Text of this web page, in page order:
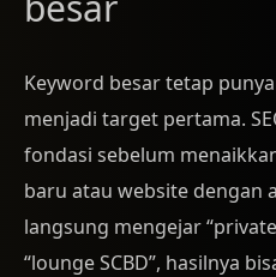
Keyword besar tetap
menjadi target pertama.
fondasi sebelum
baru atau website dengan
langsung mengejar
“lounge SCBD”, hasilnya